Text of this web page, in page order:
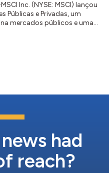
Inc. (NYSE: MSCI) lançou
Públicas e Privadas, um
mercados públicos e uma
portfólios. Com a crescente
nos portfólios de
had
reach?